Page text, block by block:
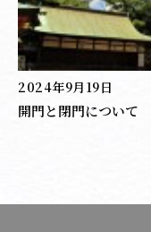
2024年9月19日
開門と閉門について